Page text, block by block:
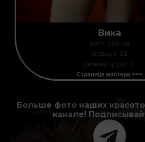
Вика
рост: 169 см
возраст: 21
размер груди: 1
Страница мастера >>>
Больше фото наших
канале!